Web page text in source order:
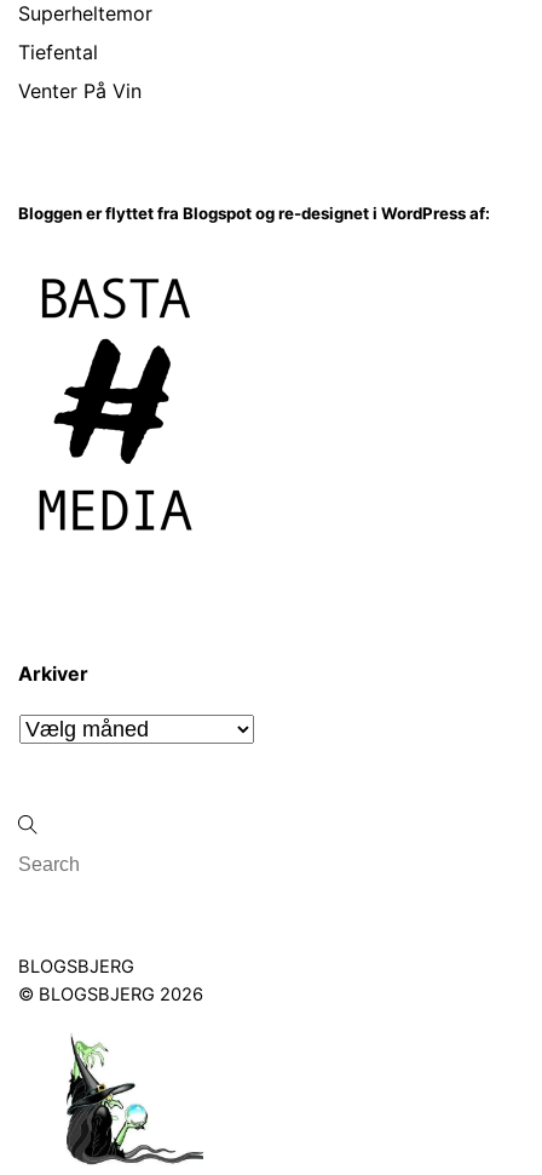
Superheltemor
Tiefental
Venter På Vin
Bloggen er flyttet fra Blogspot og re-designet i WordPress af:
Arkiver
Arkiver
Back
To
BLOGSBJERG
© BLOGSBJERG 2026